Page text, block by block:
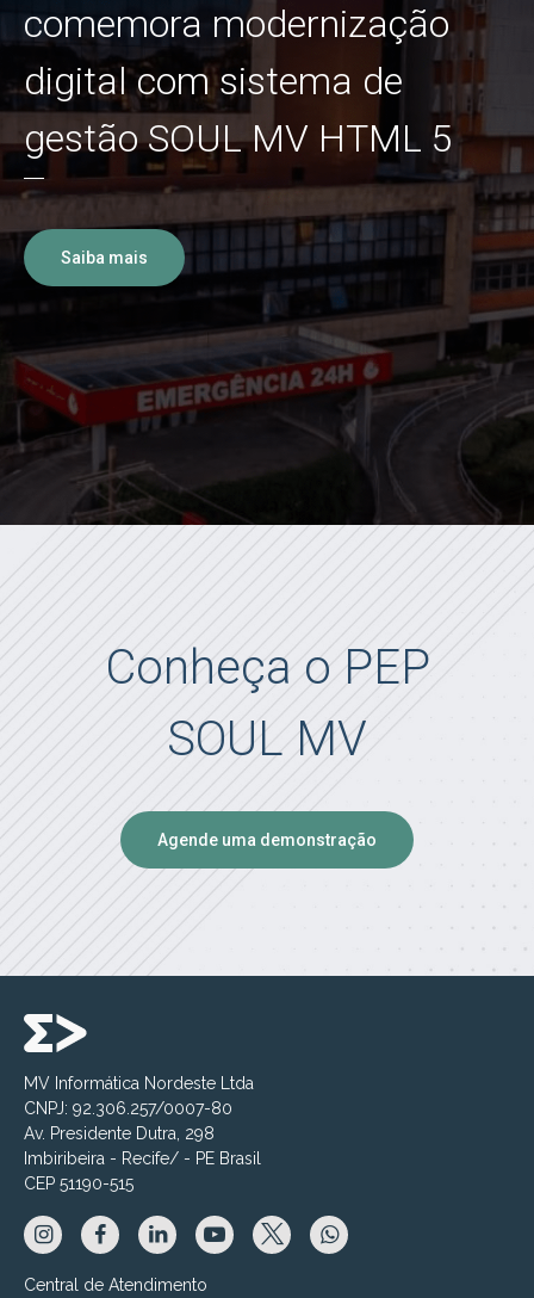
comemora modernização
digital com sistema de
gestão SOUL MV HTML 5
Saiba mais
Conheça o PEP
SOUL MV
Agende uma demonstração
MV Informática Nordeste Ltda
CNPJ: 92.306.257/0007-80
Av. Presidente Dutra, 298
Imbiribeira - Recife/ - PE Brasil
CEP 51190-515
Central de Atendimento